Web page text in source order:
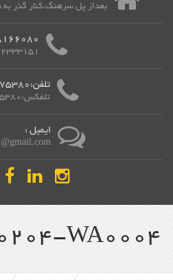
بعداز پل سرهنگ،کنار گذر به سمت 24
تلفن:03135575380
تلفکس:03135575380
ایمیل :
WA0004